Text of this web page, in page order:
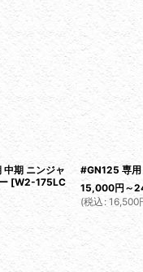
期 ニンジャ
[W2-175LC
#GN125 専用
15,000円 ～
(税込 : 16,500